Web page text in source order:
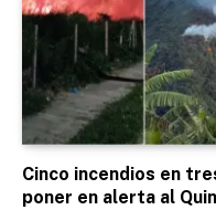
Cinco incendios en
poner en alerta al